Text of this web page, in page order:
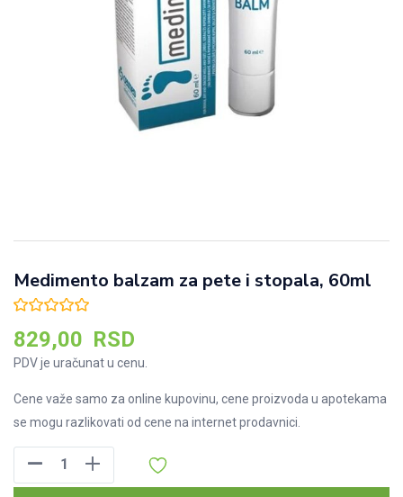
Medimento balzam za pete i stopala, 60ml
829,00 RSD
PDV je uračunat u cenu.
Cene važe samo za online kupovinu, cene proizvoda u apotekama
se mogu razlikovati od cene na internet prodavnici.
Medimento
balzam